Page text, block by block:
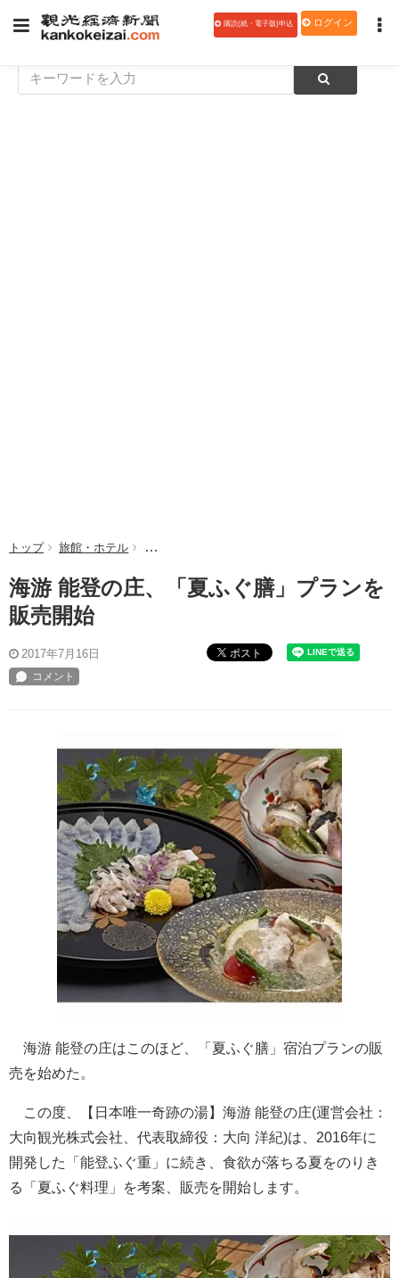
購読(紙・電子版)申込 ログイン
トップ 旅館・ホテル 海游 能登の庄、「夏ふぐ膳」プランを販売開始
海游 能登の庄、「夏ふぐ膳」プランを
販売開始
2017年7月16日 ポスト
海游 能登の庄はこのほど、「夏ふぐ膳」宿泊プランの販
売を始めた。
この度、【日本唯一奇跡の湯】海游 能登の庄(運営会社：
大向観光株式会社、代表取締役：大向 洋紀)は、2016年に
開発した「能登ふぐ重」に続き、食欲が落ちる夏をのりき
る「夏ふぐ料理」を考案、販売を開始します。